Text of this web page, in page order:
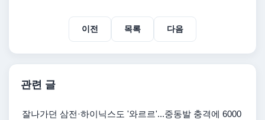
이전 목록 다음
관련 글
잘나가던 삼전·하이닉스도 '와르르'...중동발 충격에 6000